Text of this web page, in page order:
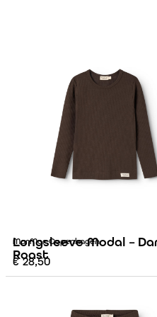
MarMar Copenhagen
Longsleeve Modal –
Roast
€28,50